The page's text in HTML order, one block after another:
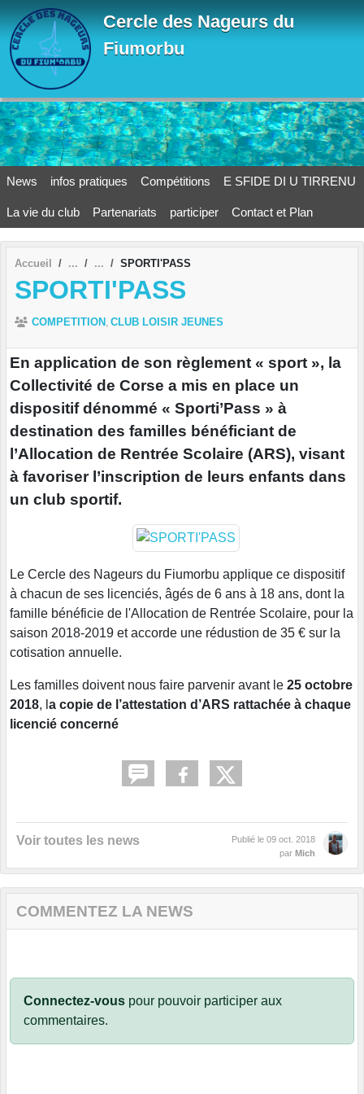
Cercle des Nageurs du
Fiumorbu
News infos pratiques Compétitions E SFIDE DI U TIRRENU
La vie du club Partenariats participer Contact et Plan
Accueil SPORTI'PASS
SPORTI'PASS
COMPETITION CLUB LOISIR JEUNES
En application de son règlement « sport », la
Collectivité de Corse a mis en place un
dispositif dénommé « Sporti’Pass » à
destination des familles bénéficiant de
l’Allocation de Rentrée Scolaire (ARS), visant
à favoriser l’inscription de leurs enfants dans
un club sportif.
Le Cercle des Nageurs du Fiumorbu applique ce dispositif
à chacun de ses licenciés, âgés de 6 ans à 18 ans, dont la
famille bénéficie de l'Allocation de Rentrée Scolaire, pour la
saison 2018-2019 et accorde une rédustion de 35 € sur la
cotisation annuelle.
Les familles doivent nous faire parvenir avant le 25 octobre
2018, l a copie de l’attestation d’ARS rattachée à chaque
licencié concerné
Voir toutes les news Publié le 09 oct. 2018
par Mich
COMMENTEZ LA NEWS
Connectez-vous pour pouvoir participer aux
commentaires.
Panneau de gestion des cookies